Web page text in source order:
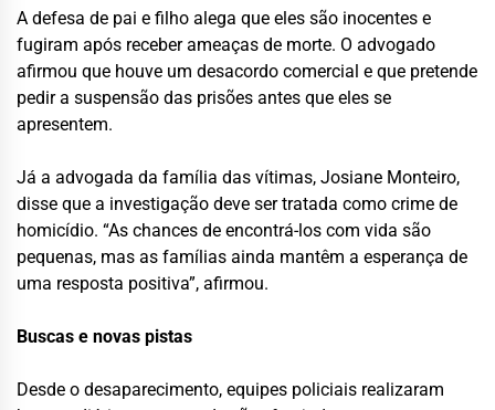
A defesa de pai e filho alega que eles são inocentes e
fugiram após receber ameaças de morte. O advogado
afirmou que houve um desacordo comercial e que pretende
pedir a suspensão das prisões antes que eles se
apresentem.
Já a advogada da família das vítimas, Josiane Monteiro,
disse que a investigação deve ser tratada como crime de
homicídio. “As chances de encontrá-los com vida são
pequenas, mas as famílias ainda mantêm a esperança de
uma resposta positiva”, afirmou.
Buscas e novas pistas
Desde o desaparecimento, equipes policiais realizaram